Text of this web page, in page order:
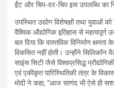
ईंट और चिप-दर-चिप इस उपलब्धि का
उपस्थित उद्योग विशेषज्ञों तथा युवाओं
वैश्विक औद्योगिक इतिहास से
बल दिया कि वास्तविक विनिर्माण
विकसित नहीं होती। उन्होंने सिलिकॉन
साइंस सिटी जैसे विश्वप्रसिद्ध
एवं एकीकृत पारिस्थितिकी तंत्र के
मोदी ने कहा, “आज साणंद भी ऐसे ही